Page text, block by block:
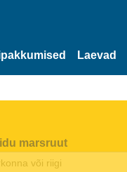
Laevad
marsruut